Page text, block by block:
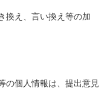
え、言い換え等の加
個人情報は、提出意見